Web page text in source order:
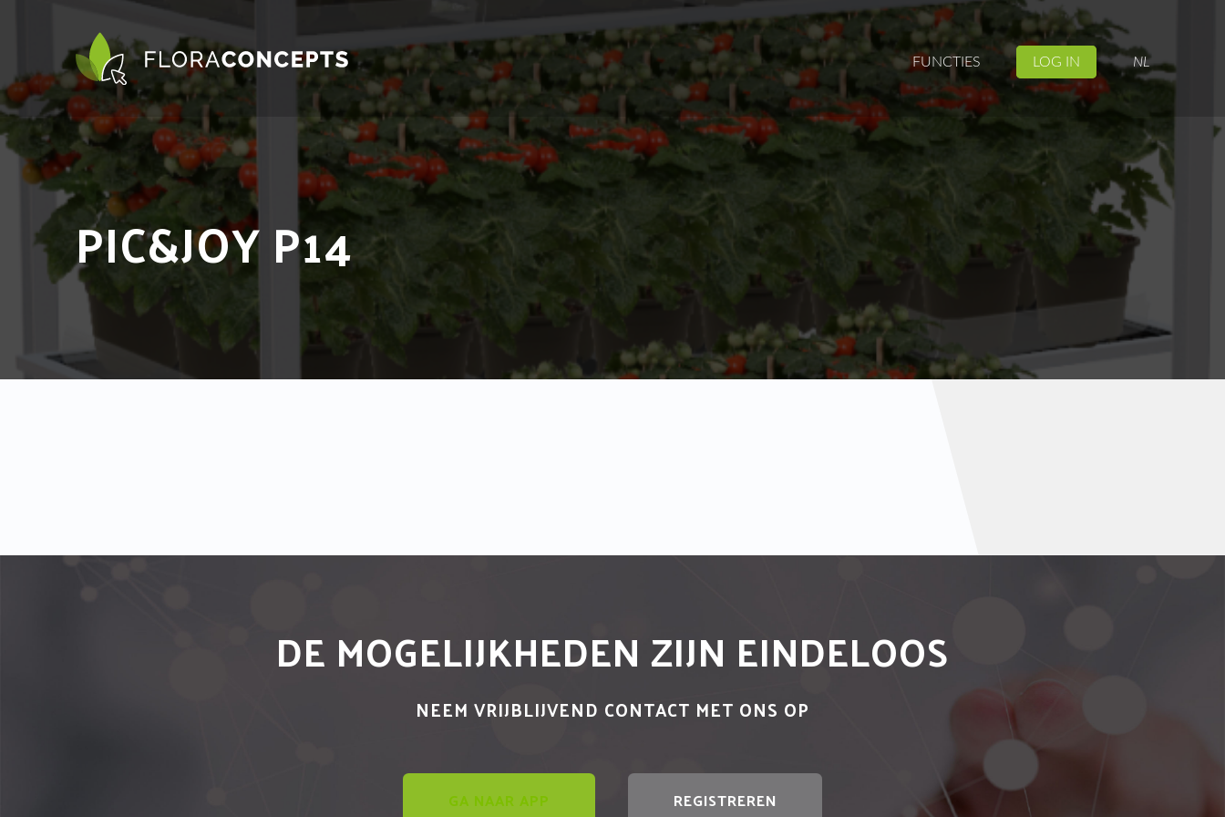
FUNCTIES LOG IN NL
PIC&JOY P14
DE MOGELIJKHEDEN ZIJN EINDELOOS
NEEM VRIJBLIJVEND CONTACT MET ONS OP
GA NAAR APP REGISTREREN